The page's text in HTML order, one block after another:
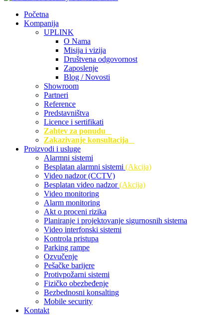
Početna
Kompanija
UPLINK
O Nama
Misija i vizija
Društvena odgovornost
Zaposlenje
Blog / Novosti
Showroom
Partneri
Reference
Predstavništva
Licence i sertifikati
Zahtev za ponudu
Zakazivanje konsultacija
Proizvodi i usluge
Alarmni sistemi
Besplatan alarmni sistemi (Akcija)
Video nadzor (CCTV)
Besplatan video nadzor(Akcija)
Video monitoring
Alarm monitoring
Akt o proceni rizika
Planiranje i projektovanje sigurnosnih sistema
Video interfonski sistemi
Kontrola pristupa
Parking rampe
Ozvučenje
Pešačke barijere
Protivpožarni sistemi
Fizičko obezbeđenje
Bezbednosni konsalting
Mobile security
Kontakt